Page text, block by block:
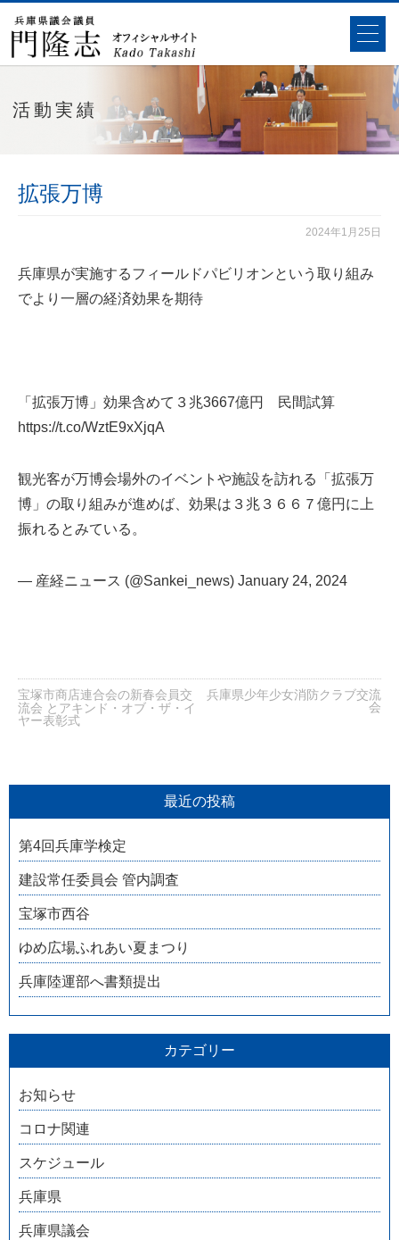
活動実績
拡張万博
2024年1月25日
兵庫県が実施するフィールドパビリオンという取り組み
でより一層の経済効果を期待
「拡張万博」効果含めて３兆3667億円 民間試算
https://t.co/WztE9xXjqA
観光客が万博会場外のイベントや施設を訪れる「拡張万
博」の取り組みが進めば、効果は３兆３６６７億円に上
振れるとみている。
— 産経ニュース (@Sankei_news) January 24, 2024
宝塚市商店連合会の新春会員交
流会 とアキンド・オブ・ザ・イ
ヤー表彰式
兵庫県少年少女消防クラブ交流
会
最近の投稿
第4回兵庫学検定
建設常任委員会 管内調査
宝塚市西谷
ゆめ広場ふれあい夏まつり
兵庫陸運部へ書類提出
カテゴリー
お知らせ
コロナ関連
スケジュール
兵庫県
兵庫県議会